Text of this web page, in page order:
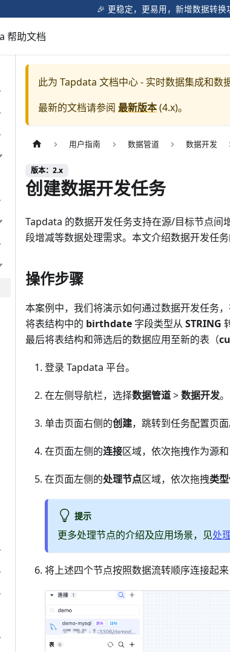
🎉️ 更稳定，更易用，新增数据转
帮助文档
此为 Tapdata 文档中心 - 实时数据集成和数
最新的文档请参阅 最新版本(4.x)。
用户指南 数据管道 数据开发
版本：2.x
创建数据开发任务
Tapdata 的数据开发任务支持在源/目标节点间
段增减等数据处理需求。本文介绍数据开发任务
操作步骤
本案例中，我们将演示如何通过数据开发任务
将表结构中的 birthdate 字段类型从 STRING
最后将表结构和筛选后的数据应用至新的表（
登录 Tapdata 平台。
在左侧导航栏，选择数据管道>数据开发。
单击页面右侧的创建，跳转到任务配置页面
在页面左侧的连接区域，依次拖拽作为源
在页面左侧的处理节点区域，依次拖拽类
提示
更多处理节点的介绍及应用场景，见处
将上述四个节点按照数据流转顺序连接起来